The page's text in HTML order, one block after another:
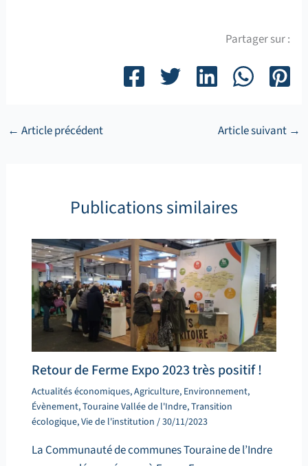
Partager sur :
← Article précédent Article suivant →
Publications similaires
Retour de Ferme Expo 2023 très positif !
Actualités économiques,Agriculture, Environnement,
Évènement,Touraine Vallée de l'Indre,Transition
écologique,Vie de l'institution /30/11/2023
La Communauté de communes Touraine de l’Indre